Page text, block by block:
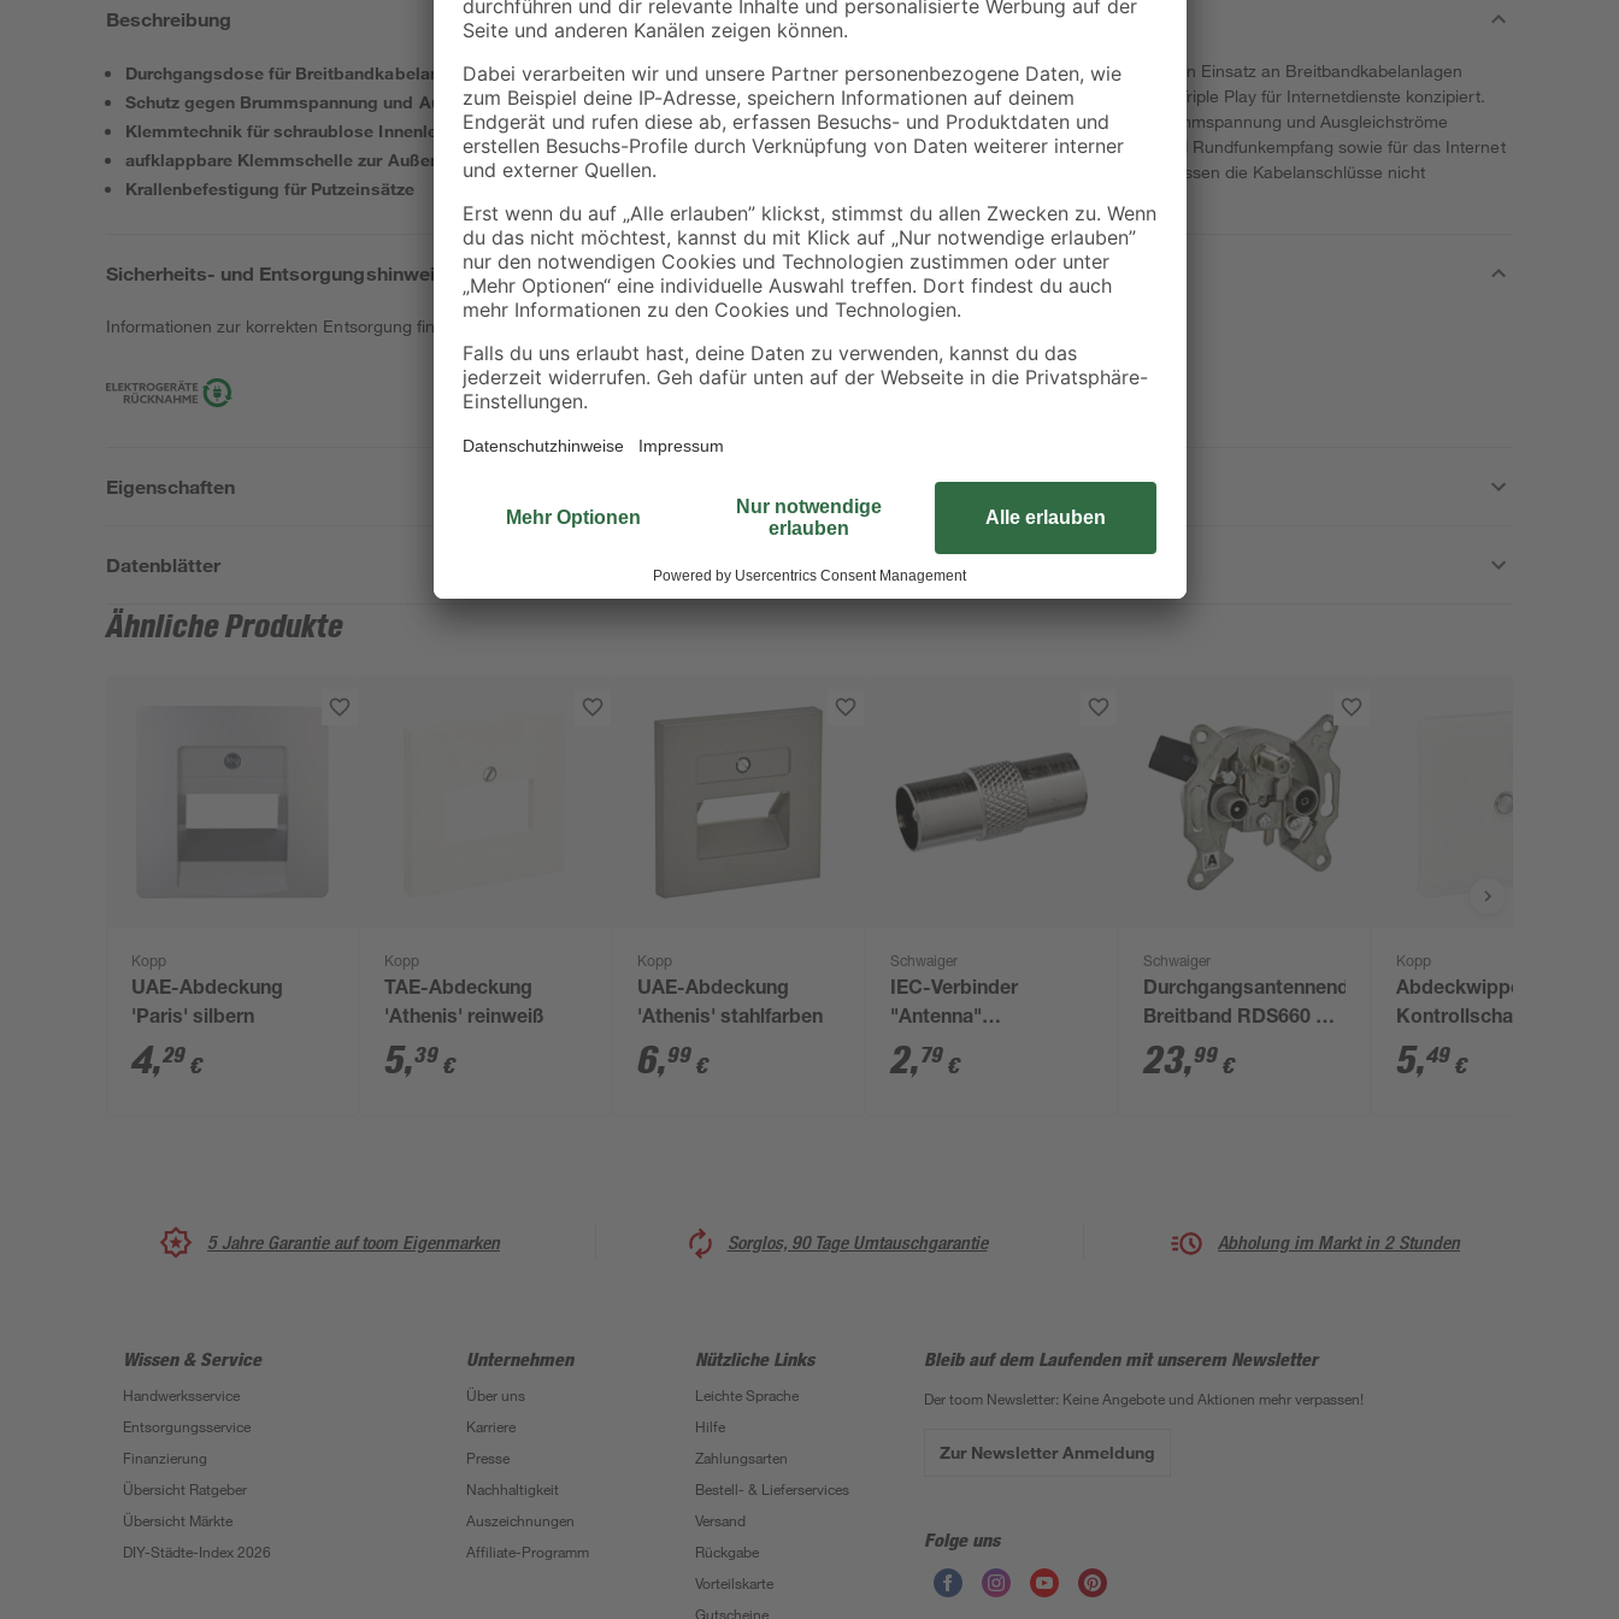
Beschreibung
Durchgangsdose für Breitbandkabelanlagen mit Internetdiensten
Schutz gegen Brummspannung und Ausgleichsströme
Klemmtechnik für schraublose Innenleiterbefestigung
aufklappbare Klemmschelle zur Außenleiterbefestigung
Krallenbefestigung für Putzeinsätze
Diese SCHWAIGER® Durchgangsdose ist für den Einsatz an Breitbandkabelanlagen
geeignet. Die Dose ist als Durchgangsdose mit Triple Play für Internetdienste konzipiert.
Die Anschlüsse wurden zum Schutz gegen Brummspannung und Ausgleichströme
galvanisch getrennt. Sie ist für den Fernseh- und Rundfunkempfang sowie für das Internet
geeignet. Dank der speziellen Klemmtechnik müssen die Kabelanschlüsse nicht
Sicherheits- und Entsorgungshinweise
Informationen zur korrekten Entsorgung findest du
Eigenschaften
Datenblätter
Ähnliche Produkte
Kopp
UAE-Abdeckung
'Paris' silbern
4,29 €
Kopp
TAE-Abdeckung
'Athenis' reinweiß
5,39 €
Kopp
UAE-Abdeckung
'Athenis' stahlfarben
6,99 €
Schwaiger
IEC-Verbinder
"Antenna"
Professional Stecker
2,79 €
Schwaiger
Durchgangsantennendose
Breitband RDS660 3-
Loch 16 dB
23,99 €
Kopp
Abdeckwippe für
Kontrollschalter
'Venedig' reinweiß
5,49 €
5 Jahre Garantie auf toom Eigenmarken Sorglos, 90 Tage Umtauschgarantie Abholung im Markt in 2 Stunden
Wissen & Service
Handwerksservice
Entsorgungsservice
Finanzierung
Übersicht Ratgeber
Übersicht Märkte
DIY-Städte-Index 2026
Unternehmen
Über uns
Karriere
Presse
Nachhaltigkeit
Auszeichnungen
Affiliate-Programm
Nützliche Links
Leichte Sprache
Hilfe
Zahlungsarten
Bestell- & Lieferservices
Versand
Rückgabe
Vorteilskarte
Gutscheine
Bleib auf dem Laufenden mit unserem Newsletter
Der toom Newsletter: Keine Angebote und Aktionen mehr verpassen!
Zur Newsletter Anmeldung
Folge uns